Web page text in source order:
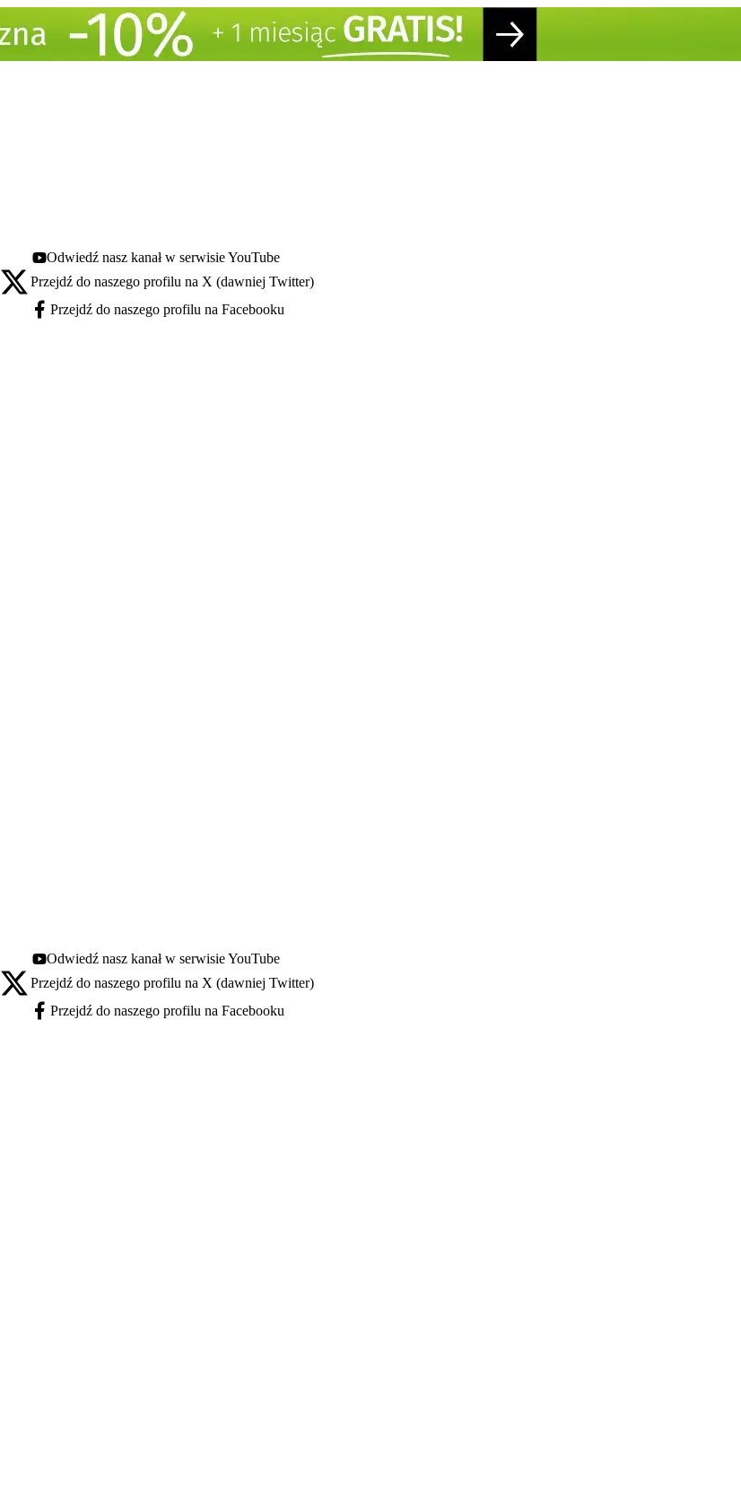
Youtube - otwiera się w nowej karcie
Odwiedź nasz kanał w serwisie YouTube
X - otwiera się w nowej karcie
Przejdź do naszego profilu na X (dawniej Twitter)
Facebook - otwiera się w nowej karcie
Przejdź do naszego profilu na Facebooku
Youtube - otwiera się w nowej karcie
Odwiedź nasz kanał w serwisie YouTube
X - otwiera się w nowej karcie
Przejdź do naszego profilu na X (dawniej Twitter)
Facebook - otwiera się w nowej karcie
Przejdź do naszego profilu na Facebooku